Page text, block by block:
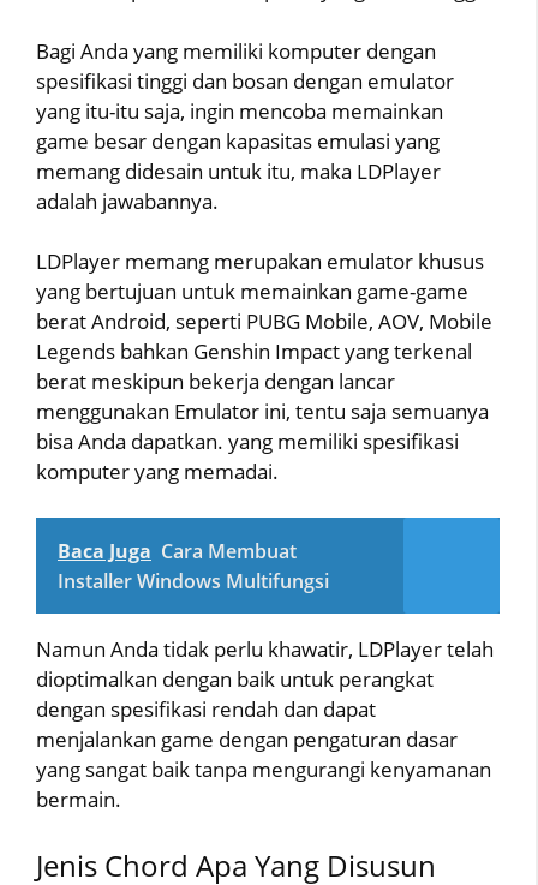
Bagi Anda yang memiliki komputer dengan
spesifikasi tinggi dan bosan dengan emulator
yang itu-itu saja, ingin mencoba memainkan
game besar dengan kapasitas emulasi yang
memang didesain untuk itu, maka LDPlayer
adalah jawabannya.
LDPlayer memang merupakan emulator khusus
yang bertujuan untuk memainkan game-game
berat Android, seperti PUBG Mobile, AOV, Mobile
Legends bahkan Genshin Impact yang terkenal
berat meskipun bekerja dengan lancar
menggunakan Emulator ini, tentu saja semuanya
bisa Anda dapatkan. yang memiliki spesifikasi
komputer yang memadai.
Baca Juga Cara Membuat
Installer Windows Multifungsi
Namun Anda tidak perlu khawatir, LDPlayer telah
dioptimalkan dengan baik untuk perangkat
dengan spesifikasi rendah dan dapat
menjalankan game dengan pengaturan dasar
yang sangat baik tanpa mengurangi kenyamanan
bermain.
Jenis Chord Apa Yang Disusun